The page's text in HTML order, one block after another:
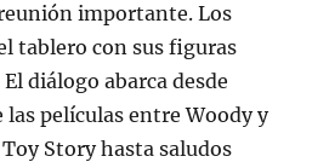
importante. Los
tablero con sus figuras
diálogo abarca desde
las películas entre Woody y
Story hasta saludos